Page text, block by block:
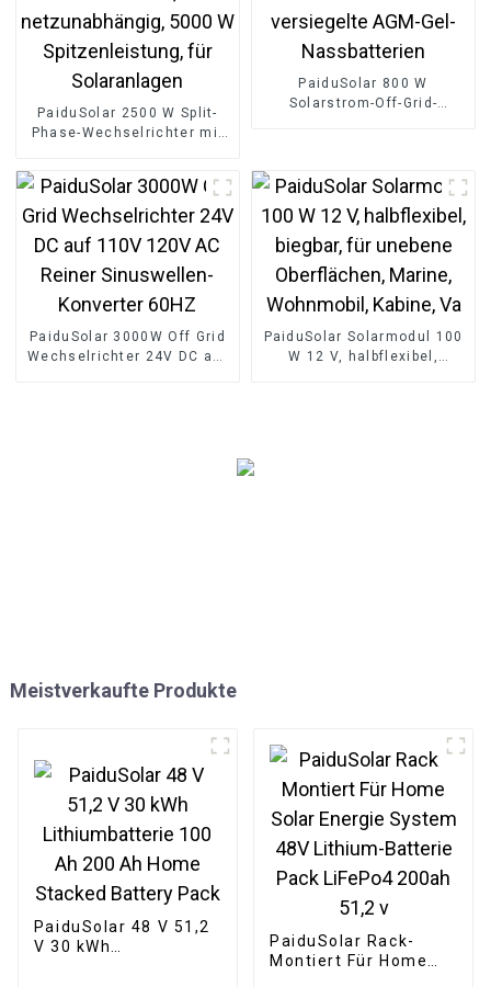
PaiduSolar 2500 W Split-
Phase-Wechselrichter mit
Spitzenleistung, für
Solaranlagen
PaiduSolar 800 W
Solarstrom-Off-Grid-
Nassbatterien
PaiduSolar 3000W Off Grid
Wechselrichter 24V DC auf
PaiduSolar Solarmodul 100
W 12 V, halbflexibel,
Meistverkaufte Produkte
PaiduSolar 48 V 51,2
V 30 kWh
PaiduSolar Rack-
Montiert Für Home